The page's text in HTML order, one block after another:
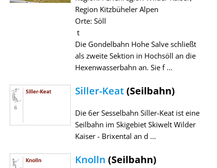
Region Kitzbüheler Alpen
Orte: Söll
t
Die Gondelbahn Hohe Salve schließt
als zweite Sektion in Hochsöll an die
Hexenwasserbahn an. Sie f ...
Siller-Keat(Seilbahn)
Die 6er Sesselbahn Siller-Keat ist eine
Seilbahn im Skigebiet Skiwelt Wilder
Kaiser - Brixental an d ...
Knolln (Seilbahn)